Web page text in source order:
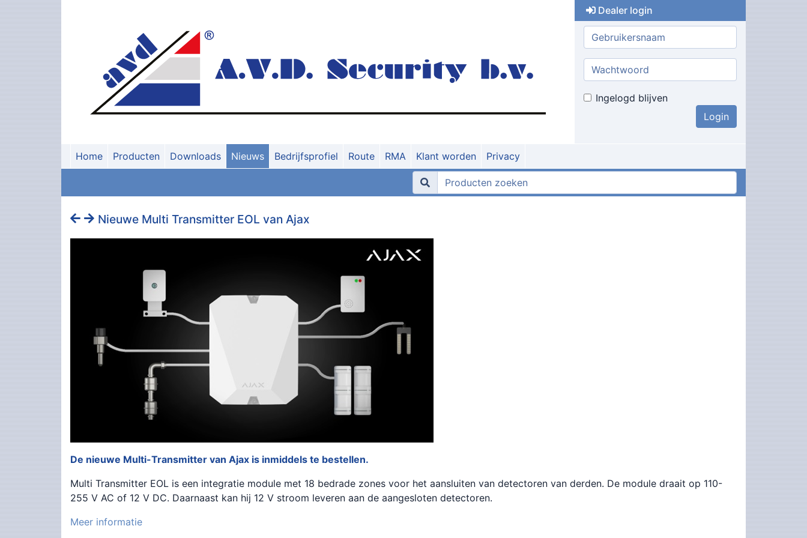
Dealer login
Gebruikersnaam:
Wachtwoord:
Ingelogd blijven
Home Producten Downloads Nieuws Bedrijfsprofiel Route RMA Klant worden Privacy
Nieuwe Multi Transmitter EOL van Ajax
De nieuwe Multi-Transmitter van Ajax is inmiddels te bestellen.
Multi Transmitter EOL is een integratie module met 18 bedrade zones voor het aansluiten van detectoren van derden. De module draait op 110-
255 V AC of 12 V DC. Daarnaast kan hij 12 V stroom leveren aan de aangesloten detectoren.
Meer informatie